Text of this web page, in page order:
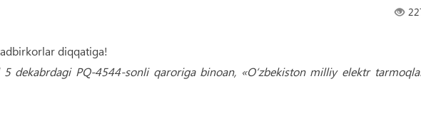
diqqatiga!
dekabrdagi PQ-4544-sonli qaroriga binoan, «O‘zbekiston milliy elektr